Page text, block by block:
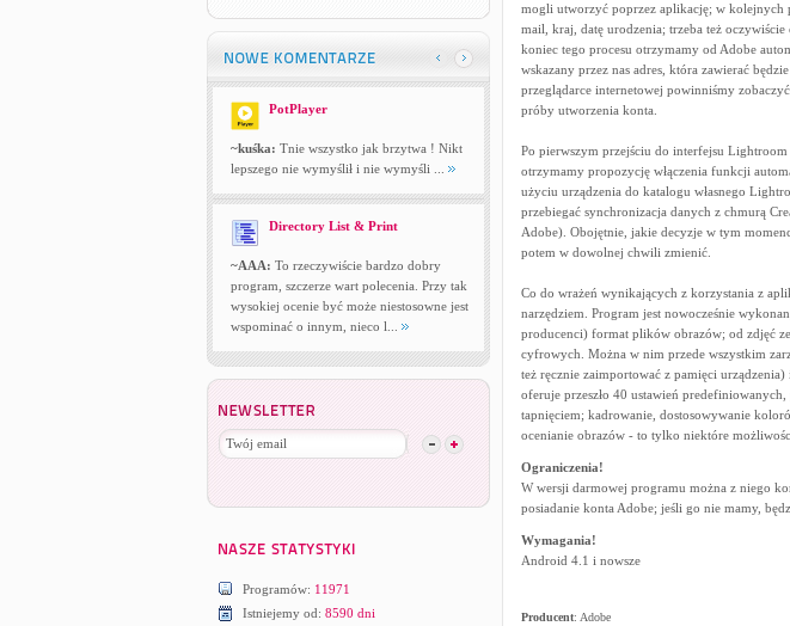
PotPlayer
~kuśka: Tnie wszystko jak brzytwa ! Nikt
lepszego nie wymyślił i nie wymyśli ...
Directory List & Print
~AAA: To rzeczywiście bardzo dobry
program, szczerze wart polecenia. Przy tak
wysokiej ocenie być może niestosowne jest
wspominać o innym, nieco l...
Programów: 11971
Istniejemy od: 8590 dni
mogli utworzyć poprzez aplikację; w kolejnych
mail, kraj, datę urodzenia; trzeba też
koniec tego procesu otrzymamy od Adobe
wskazany przez nas adres, która zawierać
przeglądarce internetowej powinniśmy
próby utworzenia konta.
Po pierwszym przejściu do interfejsu
otrzymamy propozycję włączenia funkcji
użyciu urządzenia do katalogu własnego
przebiegać synchronizacja danych z chmurą
Adobe). Obojętnie, jakie decyzje w tym
potem w dowolnej chwili zmienić.
Co do wrażeń wynikających z korzystania z
narzędziem. Program jest nowocześnie
producenci) format plików obrazów; od zdjęć
cyfrowych. Można w nim przede wszystkim
też ręcznie zaimportować z pamięci
oferuje przeszło 40 ustawień
tapnięciem; kadrowanie, dostosowywanie
ocenianie obrazów - to tylko niektóre
Ograniczenia!
W wersji darmowej programu można z niego
posiadanie konta Adobe; jeśli go nie mamy,
Wymagania!
Android 4.1 i nowsze
Producent: Adobe